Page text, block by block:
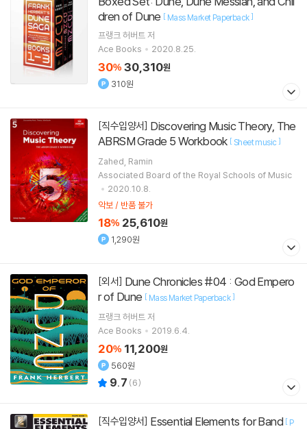
dren of Dune [ Mass Market Paperback]
프랭크 허버트 저
Ace Books
2020.8.25.
30% 30,310원
310원
[직수입양서]
ABRSM Grade 5 Workbook [ Sheet music ]
Zahed, Ramin
Associated Board of the Royal Schools of Music
2020.10.8.
악보 / 반품 불가
18% 25,610원
1,290원
[외서]
r of Dune [ Mass Market Paperback]
프랭크 허버트 저
Ace Books
2019.6.4.
20% 11,200원
560원
9.7 (6)
[직수입양서] Essential Elements for Band [ P